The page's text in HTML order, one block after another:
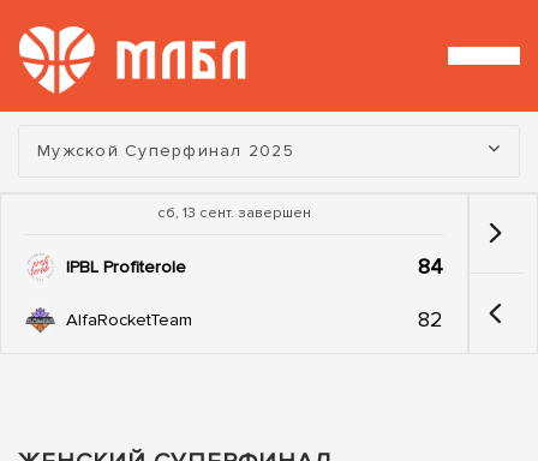
Турнир:
Мужской Суперфинал 2025
сб, 13 сент. завершен
IPBL Profiterole 84
AlfaRocketTeam 82